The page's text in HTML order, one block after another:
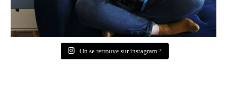
On se retrouve sur instagram ?